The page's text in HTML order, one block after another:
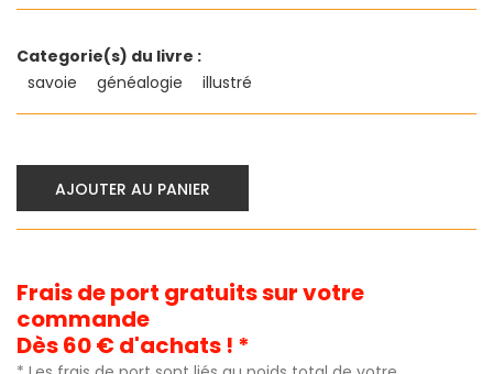
Categorie(s) du livre :
savoie
généalogie illustré
AJOUTER AU PANIER
Frais de port gratuits sur votre
commande
Dès 60 € d'achats ! *